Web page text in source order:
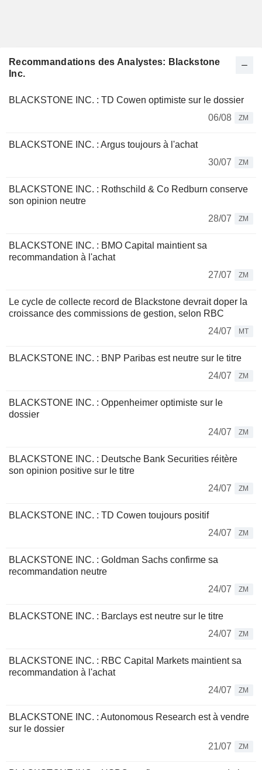
Recommandations des Analystes: Blackstone
Inc.
BLACKSTONE INC. : TD Cowen optimiste sur le dossier
06/08
ZM
BLACKSTONE INC. : Argus toujours à l'achat
30/07
ZM
BLACKSTONE INC. : Rothschild & Co Redburn conserve
son opinion neutre
28/07
ZM
BLACKSTONE INC. : BMO Capital maintient sa
recommandation à l'achat
27/07
ZM
Le cycle de collecte record de Blackstone devrait doper la
croissance des commissions de gestion, selon RBC
24/07
MT
BLACKSTONE INC. : BNP Paribas est neutre sur le titre
24/07
ZM
BLACKSTONE INC. : Oppenheimer optimiste sur le
dossier
24/07
ZM
BLACKSTONE INC. : Deutsche Bank Securities réitère
son opinion positive sur le titre
24/07
ZM
BLACKSTONE INC. : TD Cowen toujours positif
24/07
ZM
BLACKSTONE INC. : Goldman Sachs confirme sa
recommandation neutre
24/07
ZM
BLACKSTONE INC. : Barclays est neutre sur le titre
24/07
ZM
BLACKSTONE INC. : RBC Capital Markets maintient sa
recommandation à l'achat
24/07
ZM
BLACKSTONE INC. : Autonomous Research est à vendre
sur le dossier
21/07
ZM